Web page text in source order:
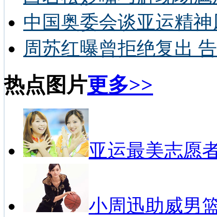
中国奥委会谈亚运精
周苏红曝曾拒绝复出
热点图片更多>>
亚运最美志愿
小周迅助威男